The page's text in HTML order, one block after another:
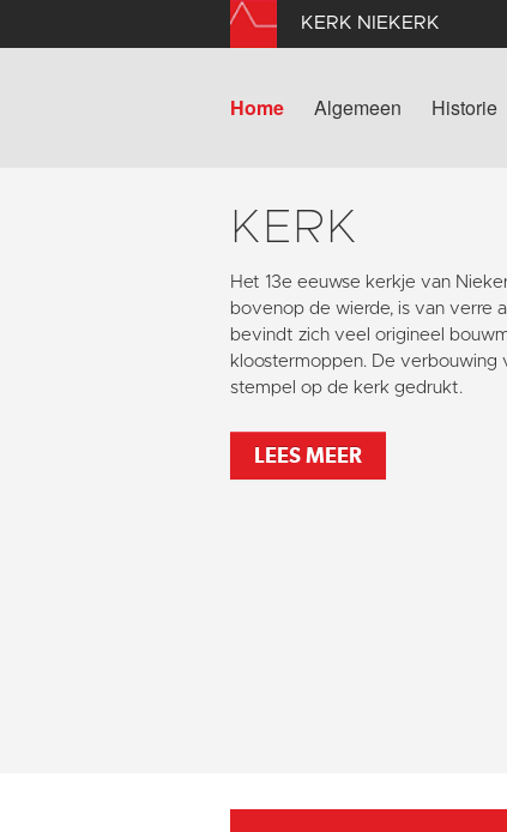
KERK NIEKERK
Home Algemeen Historie
KERK
Het 13e eeuwse kerkje van
bovenop de wierde, is van verre
bevindt zich veel origineel
kloostermoppen. De verbouwing
stempel op de kerk gedrukt.
LEES MEER